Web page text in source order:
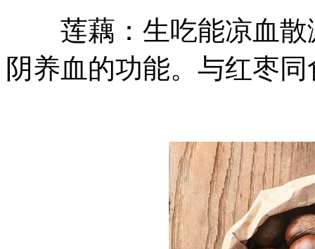
莲藕：生吃能凉血散
阴养血的功能。与红枣